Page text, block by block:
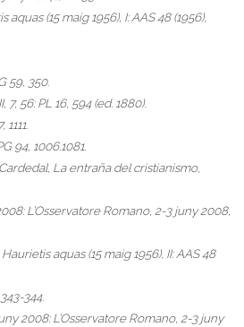
(15 maig 1956), I: AAS 48 (1956),
59, 350.
56: PL 16, 594 (ed. 1880).
94, 1006.1081.
La entraña del cristianismo,
L’Osservatore Romano, 2-3 juny 2008,
aquas (15 maig 1956), II: AAS 48
344.
2008: L’Osservatore Romano, 2-3 juny